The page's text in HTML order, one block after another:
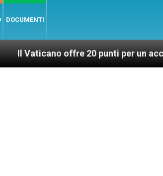
DOCUMENTI
offre 20 punti per un accesso